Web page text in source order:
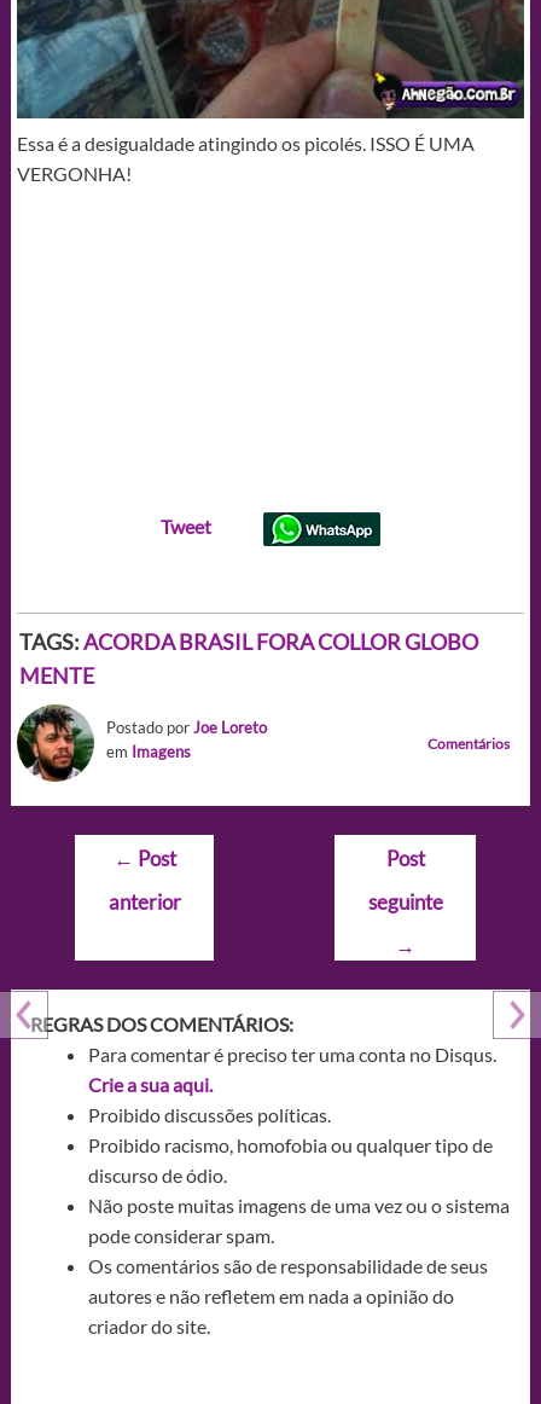
Essa é a desigualdade atingindo os picolés. ISSO É UMA
VERGONHA!
Tweet
TAGS:ACORDA BRASILFORA COLLORGLOBO
MENTE
Postado porJoe Loreto
em Imagens Comentários
Navegação
Post
← Post
anterior
Post
seguinte
→
REGRAS DOS COMENTÁRIOS:
Para comentar é preciso ter uma conta no Disqus.
Crie a sua aqui.
Proibido discussões políticas.
Proibido racismo, homofobia ou qualquer tipo de
discurso de ódio.
Não poste muitas imagens de uma vez ou o sistema
pode considerar spam.
Os comentários são de responsabilidade de seus
autores e não refletem em nada a opinião do
criador do site.